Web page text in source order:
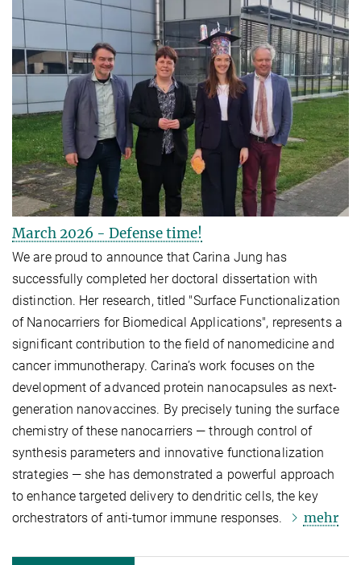
March 2026 - Defense time!
We are proud to announce that Carina Jung has
successfully completed her doctoral dissertation with
distinction. Her research, titled "Surface Functionalization
of Nanocarriers for Biomedical Applications", represents a
significant contribution to the field of nanomedicine and
cancer immunotherapy. Carina’s work focuses on the
development of advanced protein nanocapsules as next-
generation nanovaccines. By precisely tuning the surface
chemistry of these nanocarriers — through control of
synthesis parameters and innovative functionalization
strategies — she has demonstrated a powerful approach
to enhance targeted delivery to dendritic cells, the key
orchestrators of anti-tumor immune responses.
mehr